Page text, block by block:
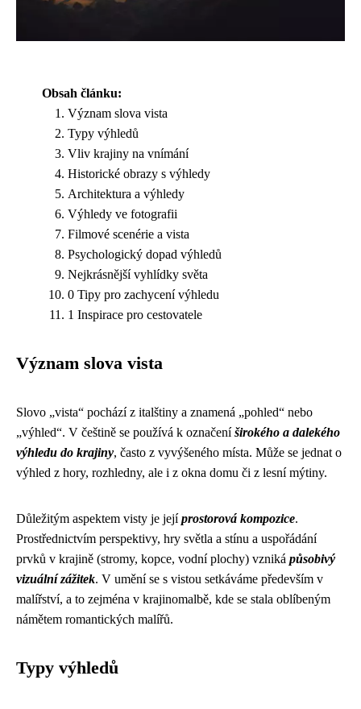
Obsah článku:
Význam slova vista
Typy výhledů
Vliv krajiny na vnímání
Historické obrazy s výhledy
Architektura a výhledy
Výhledy ve fotografii
Filmové scenérie a vista
Psychologický dopad výhledů
Nejkrásnější vyhlídky světa
0 Tipy pro zachycení výhledu
1 Inspirace pro cestovatele
Význam slova vista
Slovo „vista“ pochází z italštiny a znamená „pohled“ nebo
„výhled“. V češtině se používá k označeníširokého a dalekého
výhledu do krajiny, často z vyvýšeného místa. Může se jednat o
výhled z hory, rozhledny, ale i z okna domu či z lesní mýtiny.
Důležitým aspektem visty je jejíprostorová kompozice.
Prostřednictvím perspektivy, hry světla a stínu a uspořádání
prvků v krajině (stromy, kopce, vodní plochy) vzniká působivý
vizuální zážitek. V umění se s vistou setkáváme především v
malířství, a to zejména v krajinomalbě, kde se stala oblíbeným
námětem romantických malířů.
Typy výhledů